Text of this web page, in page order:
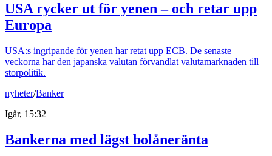
USA rycker ut för yenen – och retar upp
Europa
USA:s ingripande för yenen har retat upp ECB. De senaste
veckorna har den japanska valutan förvandlat valutamarknaden till
storpolitik.
nyheter/Banker
Igår, 15:32
Bankerna med lägst bolåneränta